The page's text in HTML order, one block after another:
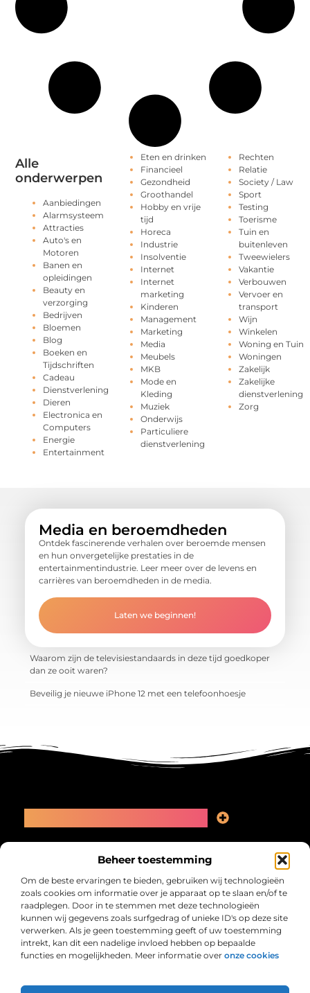
Beheer toestemming
Om de beste ervaringen te bieden, gebruiken wij technologieën
zoals cookies om informatie over je apparaat op te slaan en/of te
raadplegen. Door in te stemmen met deze technologieën
kunnen wij gegevens zoals surfgedrag of unieke ID's op deze site
verwerken. Als je geen toestemming geeft of uw toestemming
intrekt, kan dit een nadelige invloed hebben op bepaalde
functies en mogelijkheden. Meer informatie over onze cookies
Alle
onderwerpen
Aanbiedingen
Alarmsysteem
Attracties
Auto's en
Motoren
Banen en
opleidingen
Beauty en
verzorging
Bedrijven
Bloemen
Blog
Boeken en
Tijdschriften
Cadeau
Dienstverlening
Dieren
Electronica en
Computers
Energie
Entertainment
Eten en drinken
Financieel
Gezondheid
Groothandel
Hobby en vrije
tijd
Horeca
Industrie
Insolventie
Internet
Internet
marketing
Kinderen
Management
Marketing
Media
Meubels
MKB
Mode en
Kleding
Muziek
Onderwijs
Particuliere
dienstverlening
Rechten
Relatie
Society / Law
Sport
Testing
Toerisme
Tuin en
buitenleven
Tweewielers
Vakantie
Verbouwen
Vervoer en
transport
Wijn
Winkelen
Woning en Tuin
Woningen
Zakelijk
Zakelijke
dienstverlening
Zorg
Media en beroemdheden
Ontdek fascinerende verhalen over beroemde mensen
en hun onvergetelijke prestaties in de
entertainmentindustrie. Leer meer over de levens en
carrières van beroemdheden in de media.
Laten we beginnen!
Waarom zijn de televisiestandaards in deze tijd goedkoper
dan ze ooit waren?
Beveilig je nieuwe iPhone 12 met een telefoonhoesje
Collectiefrima.nl – Jouw verzameling van
Ontdek blogs en artikelen over alles wat het dagelijks leven boeiend